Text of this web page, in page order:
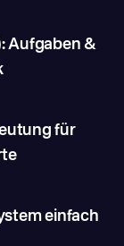
Aufgaben &
für
einfach